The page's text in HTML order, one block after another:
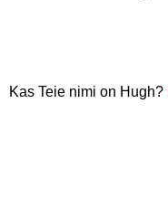
Kas Teie nimi on Hugh?